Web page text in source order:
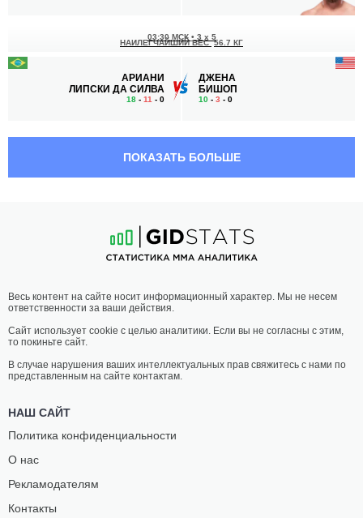
АРИАНИ
ЛИПСКИ ДА СИЛВА
18 - 11 - 0
03:30 МСК • 3 x 5
НАИЛЕГЧАЙШИЙ ВЕС 56.7 КГ
ДЖЕНА
БИШОП
10 - 3 - 0
КЛАРК
7-1- 0
02:30 МСК•
НАИЛЕГЧАЙШИЙ ВЕС 56.7 КГ
ДЖОАНН
ПОКАЗАТЬ БОЛЬШЕ
Весь контент на сайте носит информационный характер. Мы не несем
ответственности за ваши действия.
Сайт использует cookie с целью аналитики. Если вы не согласны с этим,
то покиньте сайт.
В случае нарушения ваших интеллектуальных прав свяжитесь с нами по
представленным на сайте контактам.
НАШ САЙТ
Политика конфиденциальности
О нас
Рекламодателям
Контакты